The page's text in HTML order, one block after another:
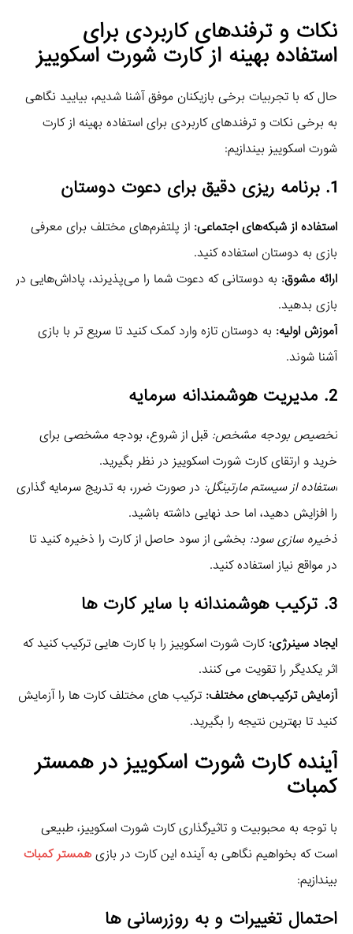
نکات و ترفندهای کاربردی برای
استفاده بهینه از کارت شورت اسکوییز
حال که با تجربیات برخی بازیکنان موفق آشنا شدیم، بیایید نگاهی
به برخی نکات و ترفندهای کاربردی برای استفاده بهینه از کارت
شورت اسکوییز بیندازیم:
1. برنامه‌ ریزی دقیق برای دعوت دوستان
استفاده از شبکه‌های اجتماعی: از پلتفرم‌های مختلف برای معرفی
بازی به دوستان استفاده کنید.
ارائه مشوق: به دوستانی که دعوت شما را می‌پذیرند، پاداش‌هایی در
بازی بدهید.
آموزش اولیه: به دوستان تازه‌ وارد کمک کنید تا سریع‌ تر با بازی
آشنا شوند.
2. مدیریت هوشمندانه سرمایه
تخصیص بودجه مشخص: قبل از شروع، بودجه مشخصی برای
خرید و ارتقای کارت شورت اسکوییز در نظر بگیرید.
استفاده از سیستم مارتینگل: در صورت ضرر، به تدریج سرمایه‌ گذاری
را افزایش دهید، اما حد نهایی داشته باشید.
ذخیره‌ سازی سود: بخشی از سود حاصل از کارت را ذخیره کنید تا
در مواقع نیاز استفاده کنید.
3. ترکیب هوشمندانه با سایر کارت‌ ها
ایجاد سینرژی: کارت شورت اسکوییز را با کارت‌ هایی ترکیب کنید که
اثر یکدیگر را تقویت می‌ کنند.
آزمایش ترکیب‌های مختلف: ترکیب‌ های مختلف کارت‌ ها را آزمایش
کنید تا بهترین نتیجه را بگیرید.
آینده کارت شورت اسکوییز در همستر
کمبات
با توجه به محبوبیت و تاثیرگذاری کارت شورت اسکوییز، طبیعی
است که بخواهیم نگاهی به آینده این کارت در بازی همستر کمبات
بیندازیم:
احتمال تغییرات و به‌ روزرسانی‌ ها